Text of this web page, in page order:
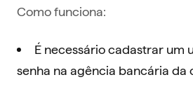
Como funciona:
É necessário cadastrar um
senha na agência bancária da